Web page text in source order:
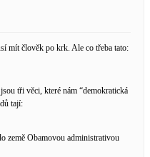
mít člověk po krk. Ale co třeba tato:
tři věci, které nám “demokratická
tají:
země Obamovou administrativou